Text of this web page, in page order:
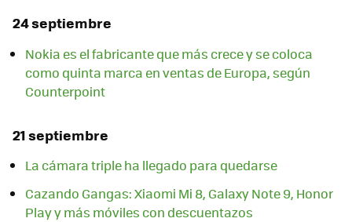
24 septiembre
Nokia es el fabricante que más crece y se coloca
como quinta marca en ventas de Europa, según
Counterpoint
21 septiembre
La cámara triple ha llegado para quedarse
Cazando Gangas: Xiaomi Mi 8, Galaxy Note 9, Honor
Play y más móviles con descuentazos